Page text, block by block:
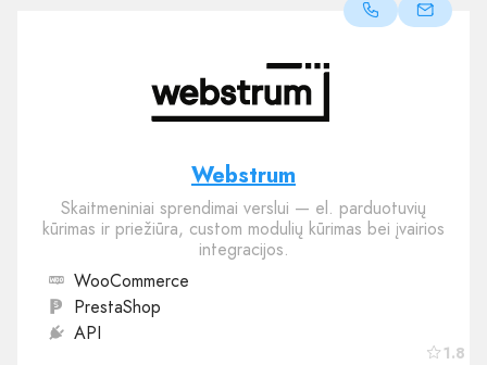
1.8
Webstrum
Skaitmeniniai sprendimai verslui — el. parduotuvių
kūrimas ir priežiūra, custom modulių kūrimas bei įvairios
integracijos.
WooCommerce
PrestaShop
API